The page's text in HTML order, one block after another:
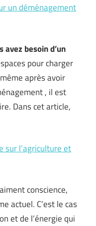
un déménagement
avez besoin d’un
pour charger
après avoir
, il est
Dans cet article,
sur l’agriculture et
conscience,
actuel. C’est le cas
et de l’énergie qui